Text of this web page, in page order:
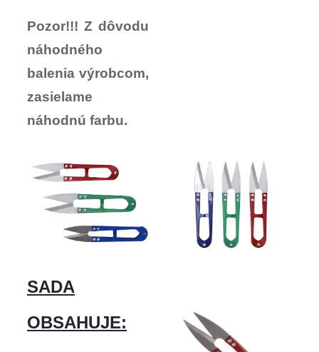
Pozor!!! Z dôvodu
náhodného
balenia výrobcom,
zasielame
náhodnú farbu.
SADA
OBSAHUJE: